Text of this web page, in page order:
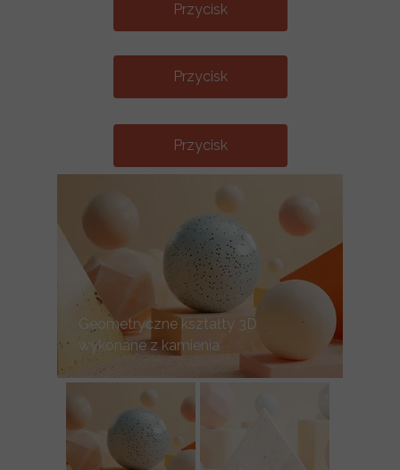
Geometryczne kształty 3D
wykonane z kamienia
Przycisk
Przycisk
Przycisk